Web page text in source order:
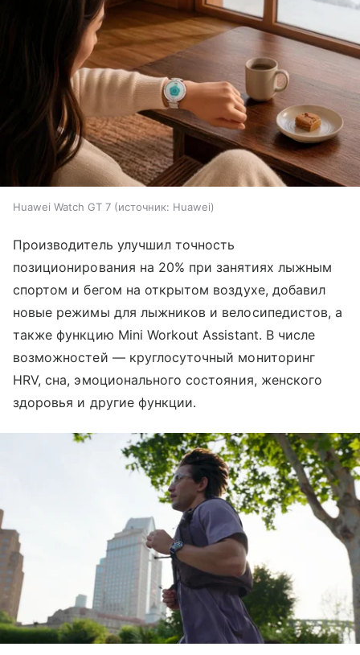
Huawei Watch GT 7 источник: Huawei
Производитель улучшил точность
позиционирования на 20% при занятиях лыжным
спортом и бегом на открытом воздухе, добавил
новые режимы для лыжников и велосипедистов, а
также функцию Mini Workout Assistant. В числе
возможностей — круглосуточный мониторинг
HRV, сна, эмоционального состояния, женского
здоровья и другие функции.